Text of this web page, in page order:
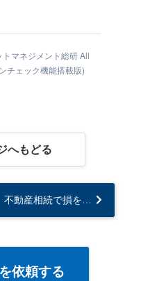
マネジメント総研 All
チェック機能搭載版)
へもどる
依頼する